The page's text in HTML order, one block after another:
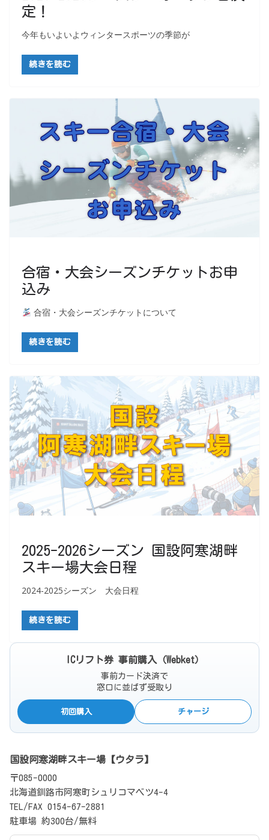
定！
今年もいよいよウィンタースポーツの季節が
続きを読む
合宿・大会シーズンチケットお申
込み
合宿・大会シーズンチケットについて
続きを読む
2025-2026シーズン 国設阿寒湖畔
スキー場大会日程
2024-2025シーズン 大会日程
続きを読む
ICリフト券 事前購入（Webket）
事前カード決済で
窓口に並ばず受取り
初回購入 チャージ
国設阿寒湖畔スキー場【ウタラ】
〒085-0000
北海道釧路市阿寒町シュリコマベツ4-4
TEL/FAX 0154-67-2881
駐車場 約300台/無料